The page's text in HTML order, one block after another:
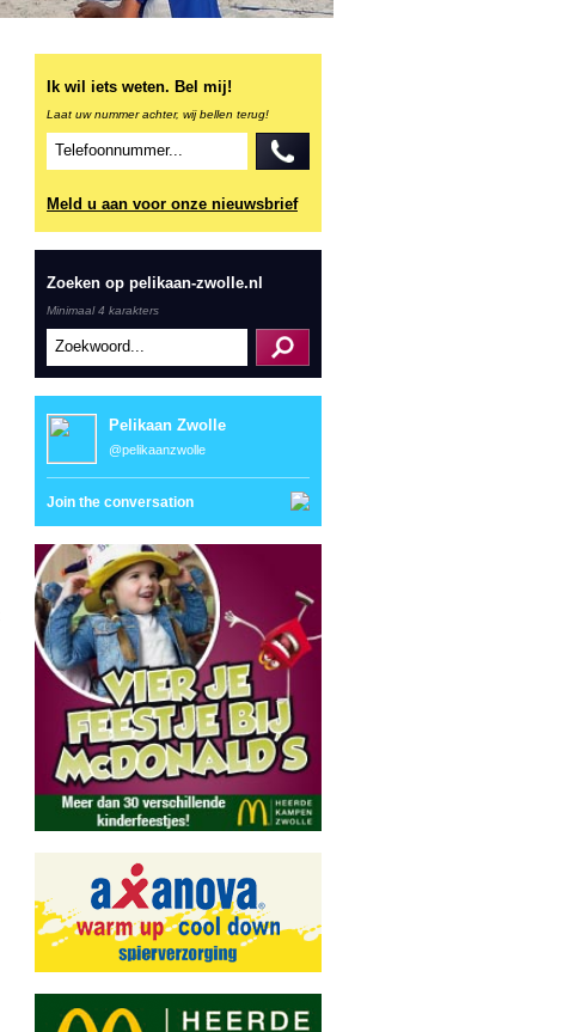
Ik wil iets weten. Bel mij!
Laat uw nummer achter, wij bellen terug!
Meld u aan voor onze nieuwsbrief
Zoeken op pelikaan-zwolle.nl
Minimaal 4 karakters
Pelikaan Zwolle
@pelikaanzwolle
Join the conversation